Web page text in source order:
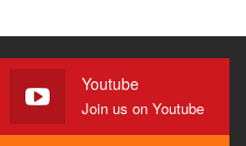
Youtube
Join us on Youtube